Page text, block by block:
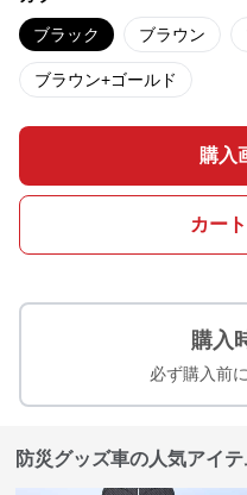
ブラック ブラウン
ブラウン+ゴールド
購入
カー
購入
必ず購入前
防災グッズ車の人気アイテ